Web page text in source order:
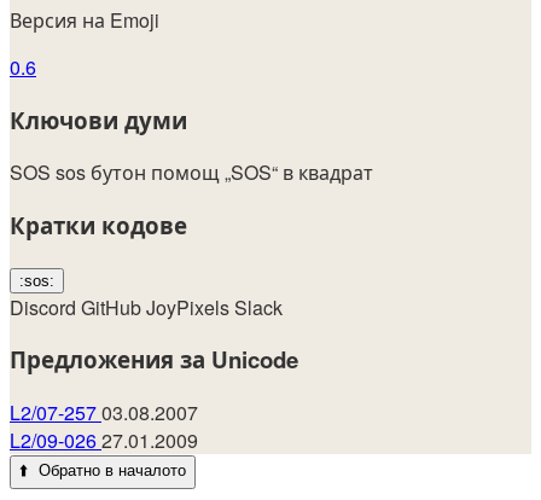
Версия на Emoji
0.6
Ключови думи
SOS sos бутон помощ„SOS“ в квадрат
Кратки кодове
:sos:
Discord GitHubJoyPixelsSlack
Предложения за Unicode
L2/07-25703.08.2007
L2/09-02627.01.2009
⬆️ Обратно в началото